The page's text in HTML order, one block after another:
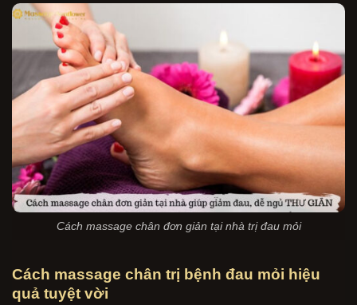
Cách massage chân đơn giản tại nhà trị đau mỏi
Cách massage chân trị bệnh đau mỏi hiệu
quả tuyệt vời